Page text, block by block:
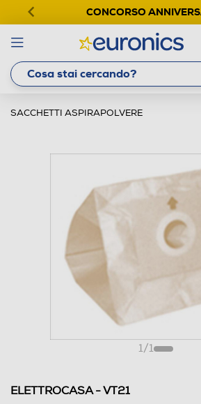
CONCORSO
SACCHETTI ASPIRAPOLVERE
1/1
ELETTROCASA - VT21